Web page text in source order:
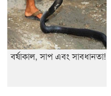
শেষ সময়ে ভোট কারচুরি
বর্ষাকাল, সাপ এবং সাবধানতা!